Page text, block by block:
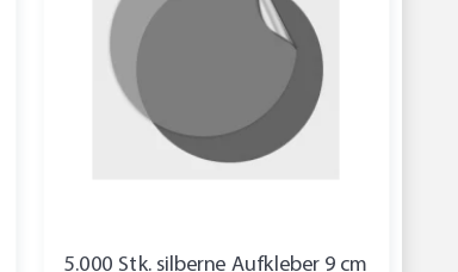
5.000 Stk. silberne Aufkleber 9 cm